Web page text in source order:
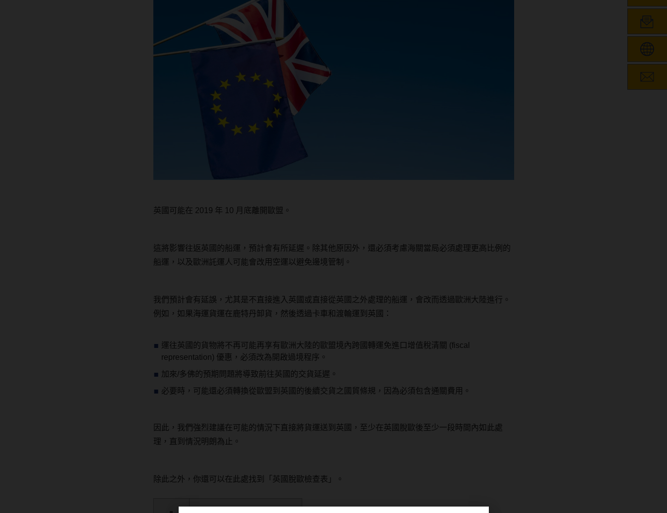
英國可能在 2019 年 10 月底離開歐盟。
這將影響往返英國的船運，預計會有所延遲。除其他原因外，還必須考慮海關當局必須處理更高比例的
船運，以及歐洲託運人可能會改用空運以避免邊境管制。
我們預計會有延誤，尤其是不直接進入英國或直接從英國之外處理的船運，會改而透過歐洲大陸進行。
例如，如果海運貨運在鹿特丹卸貨，然後透過卡車和渡輪運到英國：
運往英國的貨物將不再可能再享有歐洲大陸的歐盟境內跨國轉運免進口增值稅清關 (fiscal
representation) 優惠，必須改為開啟過境程序。
加來/多佛的預期問題將導致前往英國的交貨延遲。
必要時，可能還必須轉換從歐盟到英國的後續交貨之國貿條規，因為必須包含通關費用。
因此，我們強烈建議在可能的情況下直接將貨運送到英國，至少在英國脫歐後至少一段時間內如此處
理，直到情況明朗為止。
除此之外，你還可以在此處找到「英國脫歐檢查表」。